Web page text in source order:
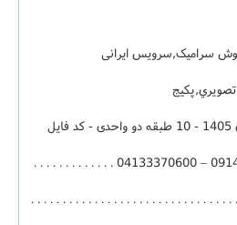
سرامیک,سرویس ایرانی
تحویل آبان 1405 - 10 طبقه دو واحدی - کد فایل
27110 – قریشی 09141146780 – 04133370600 . . . . . . . . . . . . .
. . . . . . . . . . . . . . . . . . . . . . . . . . . . . . .